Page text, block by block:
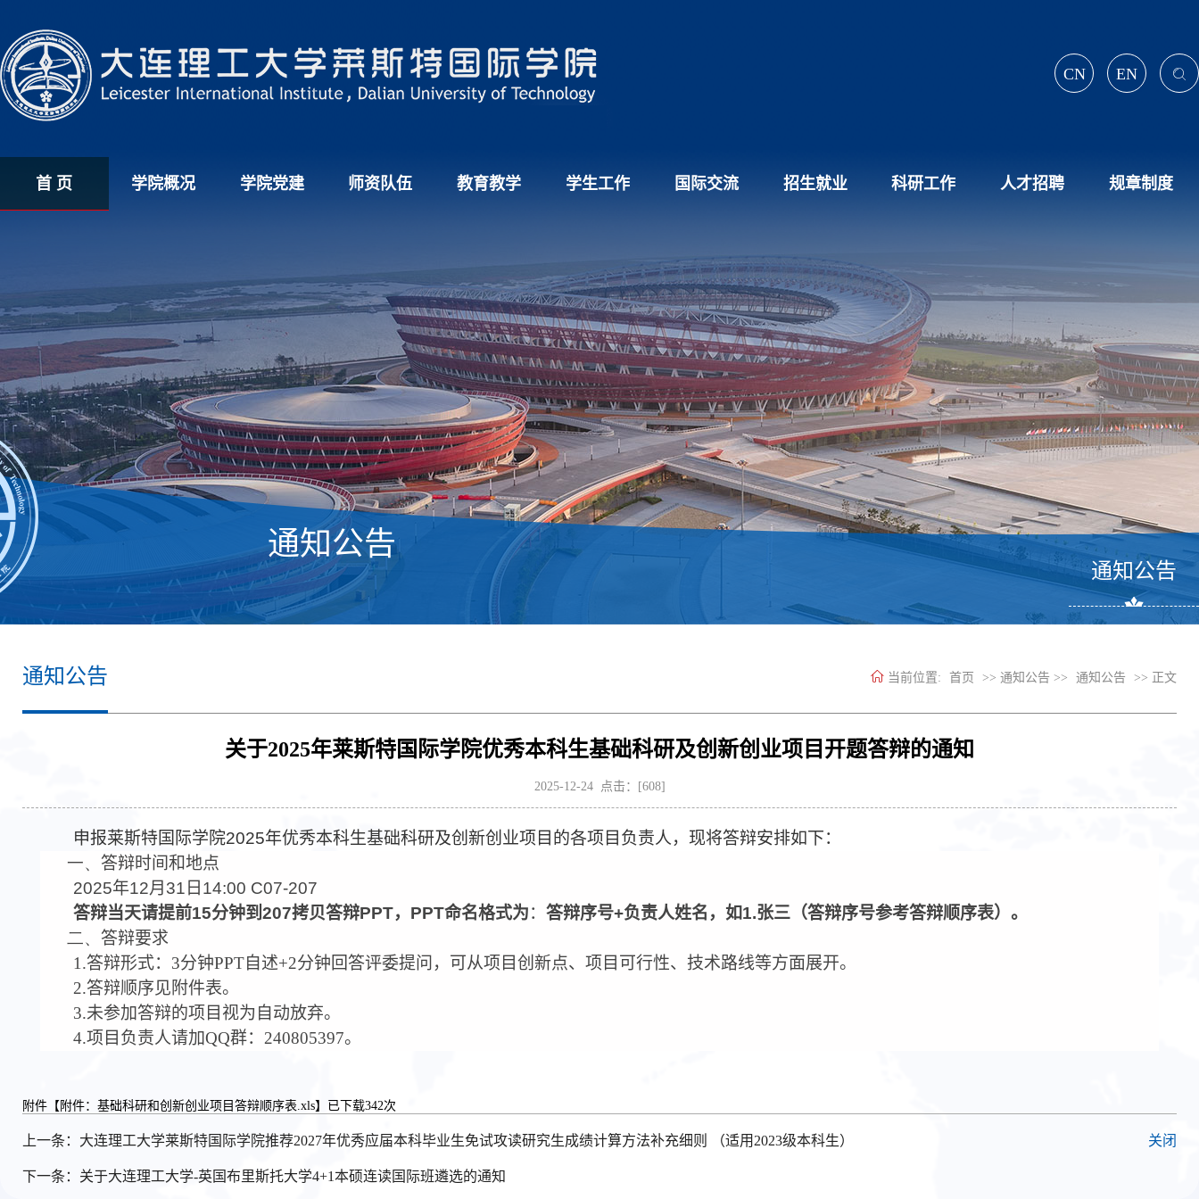
CN EN
首 页 学院概况 学院党建 师资队伍 教育教学 学生工作 国际交流 招生就业 科研工作 人才招聘 规章制度
通知公告
通知公告
通知公告 当前位置: 首页 >> 通知公告 >> 通知公告 >> 正文
关于2025年莱斯特国际学院优秀本科生基础科研及创新创业项目开题答辩的通知
2025-12-24 点击：[608]
申报莱斯特国际学院2025年优秀本科生基础科研及创新创业项目的各项目负责人，现将答辩安排如下：
一、 答辩时间和地点
2025年12月 31 日 14:00 C07-207
答辩当天请提前15分钟到207拷贝答辩PPT， PPT命名格式为： 答辩序号+负责人姓名，如1.张三（答辩序号参考答辩顺序表）。
二、 答辩要求
1.答辩形式：3分钟PPT自述+2分钟回答评委提问，可从项目创新点、项目可行性、技术路线等方面展开。
2.答辩顺序见附件表。
3.未参加答辩的项目视为自动放弃。
4.项目负责人请加QQ群：240805397。
附件【 附件：基础科研和创新创业项目答辩顺序表.xls】已下载342次
上一条： 大连理工大学莱斯特国际学院推荐2027年优秀应届本科毕业生免试攻读研究生成绩计算方法补充细则 （适用2023级本科生）
下一条： 关于大连理工大学-英国布里斯托大学4+1本硕连读国际班遴选的通知
关闭